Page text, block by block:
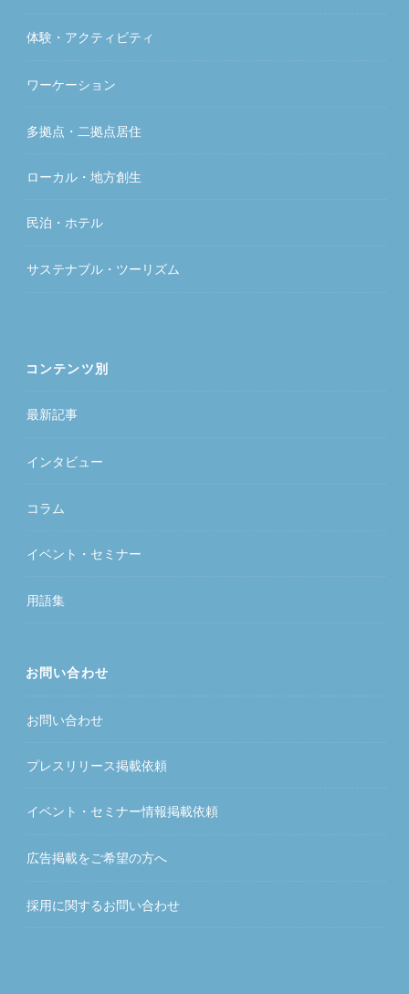
体験・アクティビティ
ワーケーション
多拠点・二拠点居住
ローカル・地方創生
民泊・ホテル
サステナブル・ツーリズム
コンテンツ別
最新記事
インタビュー
コラム
イベント・セミナー
用語集
お問い合わせ
お問い合わせ
プレスリリース掲載依頼
イベント・セミナー情報掲載依頼
広告掲載をご希望の方へ
採用に関するお問い合わせ